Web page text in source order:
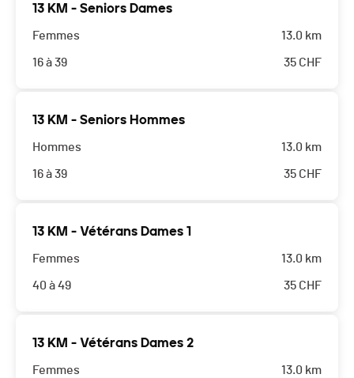
13 KM - Seniors Dames
Femmes
16 à 39
13.0 km
35 CHF
13 KM - Seniors Hommes
Hommes
16 à 39
13.0 km
35 CHF
13 KM - Vétérans Dames 1
Femmes
40 à 49
13.0 km
35 CHF
13 KM - Vétérans Dames 2
Femmes 13.0 km